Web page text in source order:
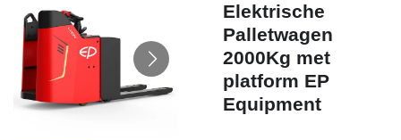
Elektrische
Palletwagen
2000Kg met
platform EP
Equipment